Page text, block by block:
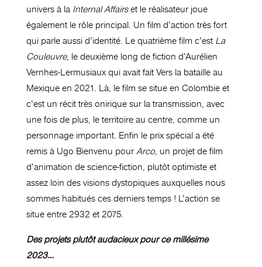
univers à la Internal Affairset le réalisateur joue
également le rôle principal. Un film d’action très fort
qui parle aussi d’identité. Le quatrième film c’est La
Couleuvre, le deuxième long de fiction d’Aurélien
Vernhes-Lermusiaux qui avait fait Vers la bataille au
Mexique en 2021. Là, le film se situe en Colombie et
c’est un récit très onirique sur la transmission, avec
une fois de plus, le territoire au centre, comme un
personnage important. Enfin le prix spécial a été
remis à Ugo Bienvenu pour Arco, un projet de film
d’animation de science-fiction, plutôt optimiste et
assez loin des visions dystopiques auxquelles nous
sommes habitués ces derniers temps ! L’action se
situe entre 2932 et 2075.
Des projets plutôt audacieux pour ce millésime
2023…